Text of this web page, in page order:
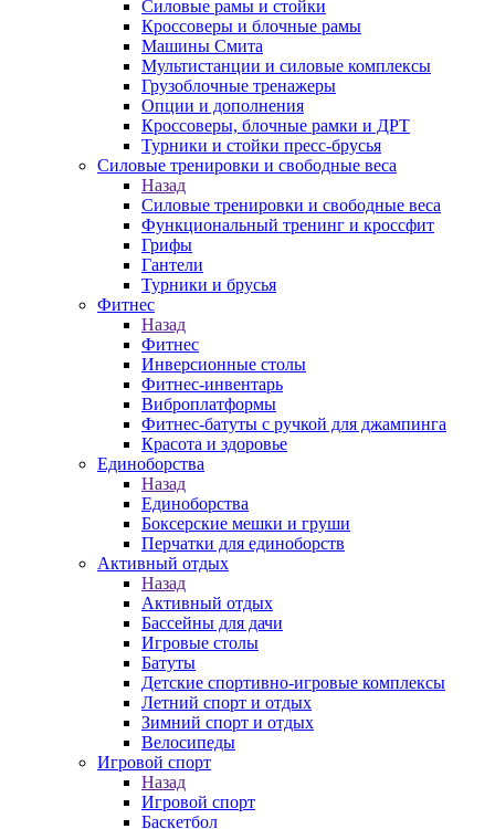
Силовые рамы и стойки
Кроссоверы и блочные рамы
Машины Смита
Мультистанции и силовые комплексы
Грузоблочные тренажеры
Опции и дополнения
Кроссоверы, блочные рамки и ДРТ
Турники и стойки пресс-брусья
Силовые тренировки и свободные веса
Назад
Силовые тренировки и свободные веса
Функциональный тренинг и кроссфит
Грифы
Гантели
Турники и брусья
Фитнес
Назад
Фитнес
Инверсионные столы
Фитнес-инвентарь
Виброплатформы
Фитнес-батуты с ручкой для джампинга
Красота и здоровье
Единоборства
Назад
Единоборства
Боксерские мешки и груши
Перчатки для единоборств
Активный отдых
Назад
Активный отдых
Бассейны для дачи
Игровые столы
Батуты
Детские спортивно-игровые комплексы
Летний спорт и отдых
Зимний спорт и отдых
Велосипеды
Игровой спорт
Назад
Игровой спорт
Баскетбол